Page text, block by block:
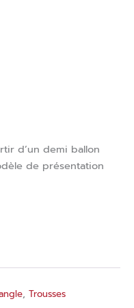
d’un demi ballon
de présentation
, Trousses